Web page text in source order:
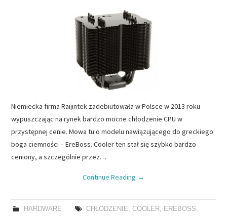
Niemiecka firma Raijintek zadebiutowała w Polsce w 2013 roku
wypuszczając na rynek bardzo mocne chłodzenie CPU w
przystępnej cenie. Mowa tu o modelu nawiązującego do greckiego
boga ciemności – EreBoss. Cooler ten stał się szybko bardzo
ceniony, a szczególnie przez…
Continue Reading →
HARDWARE CHŁODZENIE, COOLER, EREBOSS,